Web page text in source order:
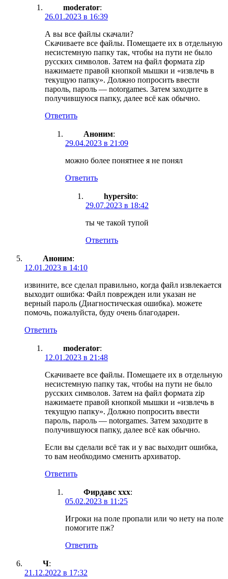
moderator:
26.01.2023 в 16:39
А вы все файлы скачали?
Скачиваете все файлы. Помещаете их в отдельную
несистемную папку так, чтобы на пути не было
русских символов. Затем на файл формата zip
нажимаете правой кнопкой мышки и «извлечь в
текущую папку». Должно попросить ввести
пароль, пароль — notorgames. Затем заходите в
получившуюся папку, далее всё как обычно.
Ответить
Аноним:
29.04.2023 в 21:09
можно более понятнее я не понял
Ответить
hypersito:
29.07.2023 в 18:42
ты че такой тупой
Ответить
Аноним:
12.01.2023 в 14:10
извините, все сделал правильно, когда файл извлекается
выходит ошибка: Файл поврежден или указан не
верный пароль (Диагностическая ошибка). можете
помочь, пожалуйста, буду очень благодарен.
Ответить
moderator:
12.01.2023 в 21:48
Скачиваете все файлы. Помещаете их в отдельную
несистемную папку так, чтобы на пути не было
русских символов. Затем на файл формата zip
нажимаете правой кнопкой мышки и «извлечь в
текущую папку». Должно попросить ввести
пароль, пароль — notorgames. Затем заходите в
получившуюся папку, далее всё как обычно.
Если вы сделали всё так и у вас выходит ошибка,
то вам необходимо сменить архиватор.
Ответить
Фирдавс ххх:
05.02.2023 в 11:25
Игроки на поле пропали или чо нету на поле
помогите пж?
Ответить
Ч:
21.12.2022 в 17:32